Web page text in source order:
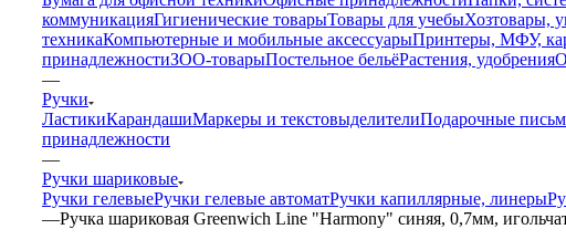
коммуникацияГигиенические товарыТовары для учебыХозтовары,
техникаКомпьютерные и мобильные аксессуарыПринтеры, МФУ,
принадлежностиЗОО-товарыПостельное бельёРастения, удобрения
—
Ручки
ЛастикиКарандашиМаркеры и текстовыделителиПодарочные
принадлежности
—
Ручки шариковые
Ручки гелевыеРучки гелевые автоматРучки капиллярные, линеры
—Ручка шариковая Greenwich Line "Harmony" синяя, 0,7мм,